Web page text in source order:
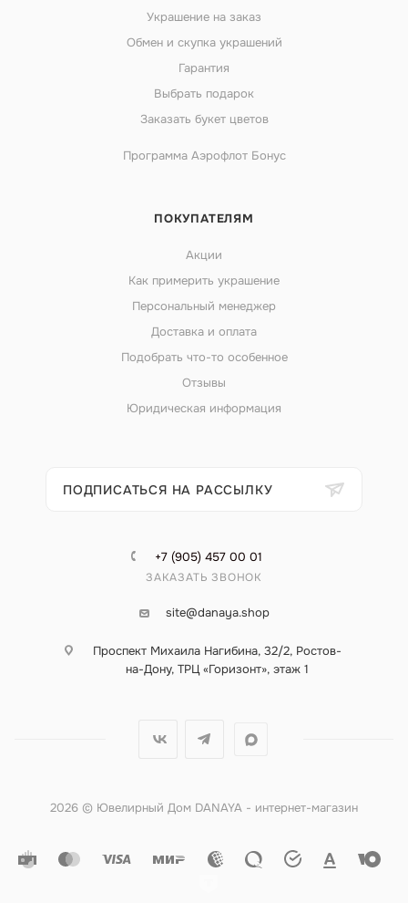
Украшение на заказ
Обмен и скупка украшений
Гарантия
Выбрать подарок
Заказать букет цветов
Программа Аэрофлот Бонус
ПОКУПАТЕЛЯМ
Акции
Как примерить украшение
Персональный менеджер
Доставка и оплата
Подобрать что-то особенное
Отзывы
Юридическая информация
ПОДПИСАТЬСЯ НА РАССЫЛКУ
+7 (905) 457 00 01
ЗАКАЗАТЬ ЗВОНОК
site@danaya.shop
Проспект Михаила Нагибина, 32/2, Ростов-
на-Дону, ТРЦ «Горизонт», этаж 1
2026 © Ювелирный Дом DANAYA - интернет-магазин